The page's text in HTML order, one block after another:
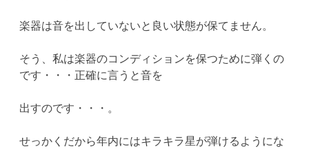
楽器は音を出していないと良い状態が保てません。
そう、私は楽器のコンディションを保つために弾くの
です・・・正確に言うと音を
出すのです・・・。
せっかくだから年内にはキラキラ星が弾けるようにな